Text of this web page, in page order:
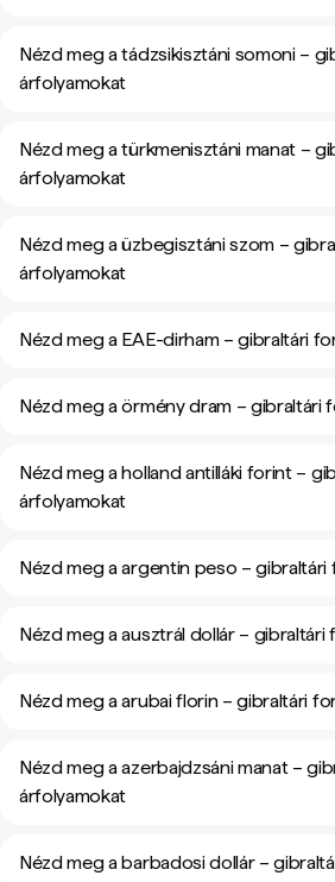
Nézd meg a tádzsikisztáni somoni –
árfolyamokat
Nézd meg a türkmenisztáni manat –
árfolyamokat
Nézd meg a üzbegisztáni szom –
árfolyamokat
Nézd meg a EAE-dirham – gibraltári
Nézd meg a örmény dram – gibraltári
Nézd meg a holland antilláki forint –
árfolyamokat
Nézd meg a argentin peso –
Nézd meg a ausztrál dollár –
Nézd meg a arubai florin – gibraltári
Nézd meg a azerbajdzsáni manat –
árfolyamokat
Nézd meg a barbadosi dollár –